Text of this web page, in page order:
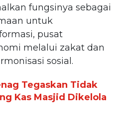
fungsinya sebagai
untuk
pusat
melalui zakat dan
sosial.
Tegaskan Tidak
Kas Masjid Dikelola